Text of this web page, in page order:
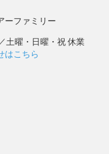
ーファミリー
土曜・日曜・祝 休業
はこちら